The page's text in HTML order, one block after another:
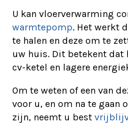
U kan vloerverwarming
warmtepomp. Het werkt
te halen en deze om te
uw huis. Dit betekent dat
cv-ketel en lagere
Om te weten of een van
voor u, en om na te gaan
zijn, neemt u best